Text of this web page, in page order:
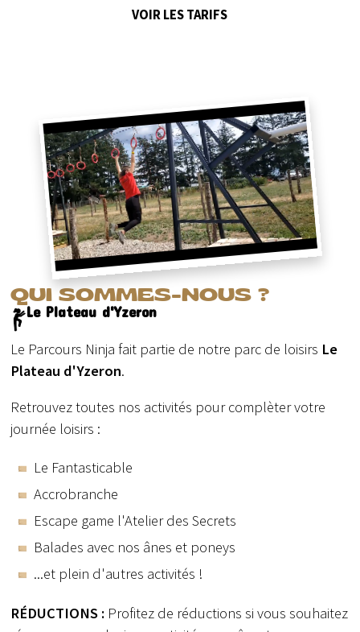
VOIR LES TARIFS
QUI SOMMES-NOUS ?
Le Plateau d'Yzeron
Le Parcours Ninja fait partie de notre parc de loisirs Le
Plateau d'Yzeron.
Retrouvez toutes nos activités pour complèter votre
journée loisirs :
Le Fantasticable
Accrobranche
Escape game l'Atelier des Secrets
Balades avec nos ânes et poneys
...et plein d'autres activités !
RÉDUCTIONS : Profitez de réductions si vous souhaitez